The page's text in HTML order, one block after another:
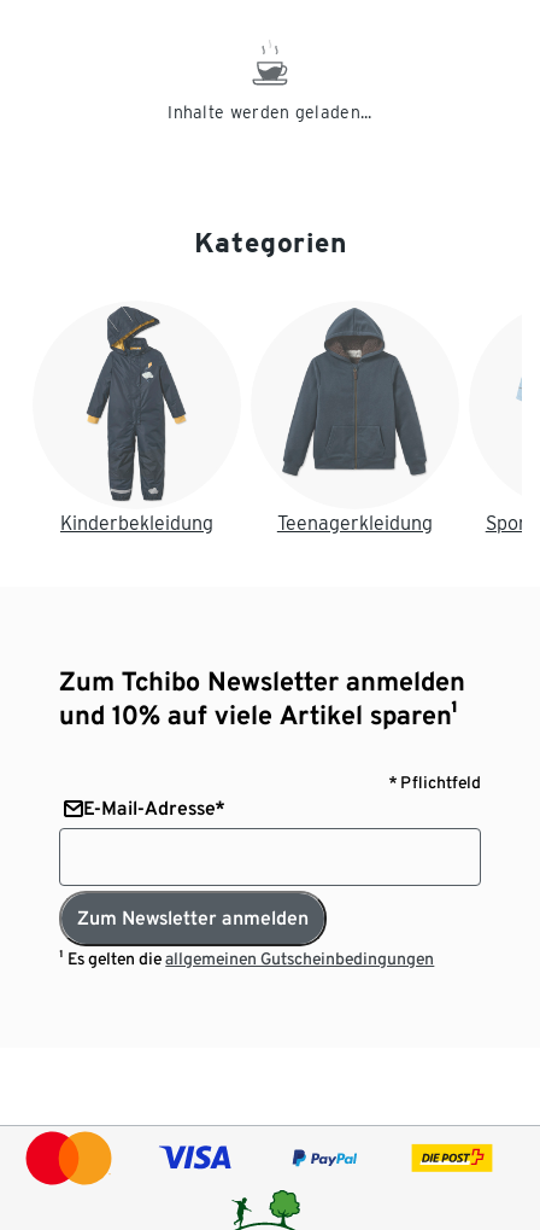
Inhalte werden geladen...
Kategorien
Kinderbekleidung Teenagerkleidung
Zum Tchibo Newsletter anmelden
und 10% auf viele Artikel sparen¹
* Pflichtfeld
E-Mail-Adresse*
Zum Newsletter anmelden
¹ Es gelten dieallgemeinen Gutscheinbedingungen